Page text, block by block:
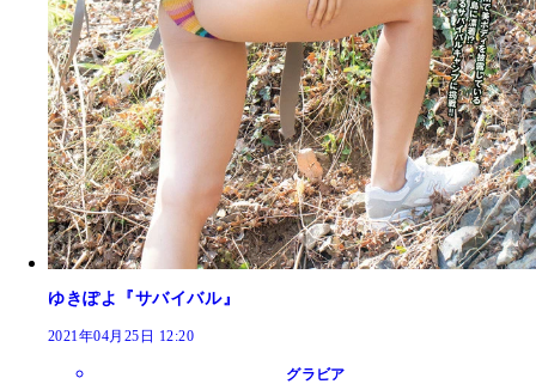
ゆきぽよ『サバイバル』
2021年04月25日 12:20
グラビア